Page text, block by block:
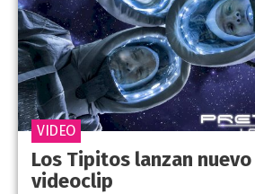
Los Tipitos lanzan
videoclip
VIDEO